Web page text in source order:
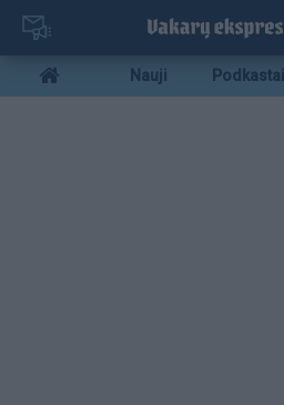
Pereiti
pagrindinį
turinį
Mobile
menu
Nauji Podkastai